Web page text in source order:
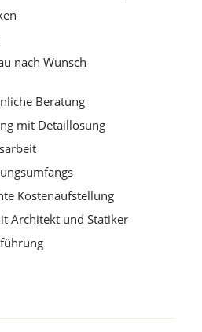
nach Wunsch
Beratung
mit Detaillösung
Kostenaufstellung
Architekt und Statiker